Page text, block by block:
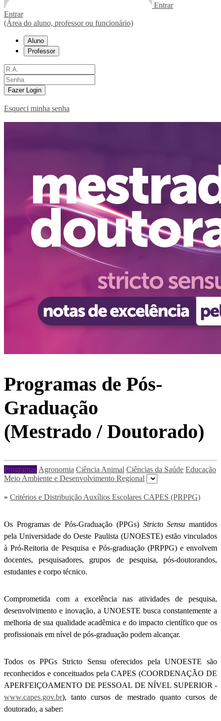
Entrar
Entrar
(Área do aluno, professor ou funcionário)
Aluno
Professor
Fazer Login
Esqueci minha senha
Programas de Pós-
Graduação
(Mestrado / Doutorado)
Programas Agronomia Ciência Animal Ciências da Saúde Educação
Meio Ambiente e Desenvolvimento Regional
» Critérios e Distribuição Auxílios Escolares CAPES (PRPPG)
Os Programas de Pós-Graduação (PPGs) Stricto Sensu mantidos
pela Universidade do Oeste Paulista (UNOESTE) estão vinculados
à Pró-Reitoria de Pesquisa e Pós-graduação (PRPPG) e envolvem
docentes, pesquisadores, grupos de pesquisa, pós-doutorandos,
estudantes e corpo técnico.
Comprometida com a excelência nas atividades de pesquisa,
desenvolvimento e inovação, a UNOESTE busca constantemente a
melhoria de sua qualidade acadêmica e do impacto científico que os
profissionais em nível de pós-graduação podem alcançar.
Todos os PPGs Stricto Sensu oferecidos pela UNOESTE são
reconhecidos e conceituados pela CAPES (COORDENAÇÃO DE
APERFEIÇOAMENTO DE PESSOAL DE NÍVEL SUPERIOR -
www.capes.gov.br), tanto cursos de mestrado quanto cursos de
doutorado, a saber: